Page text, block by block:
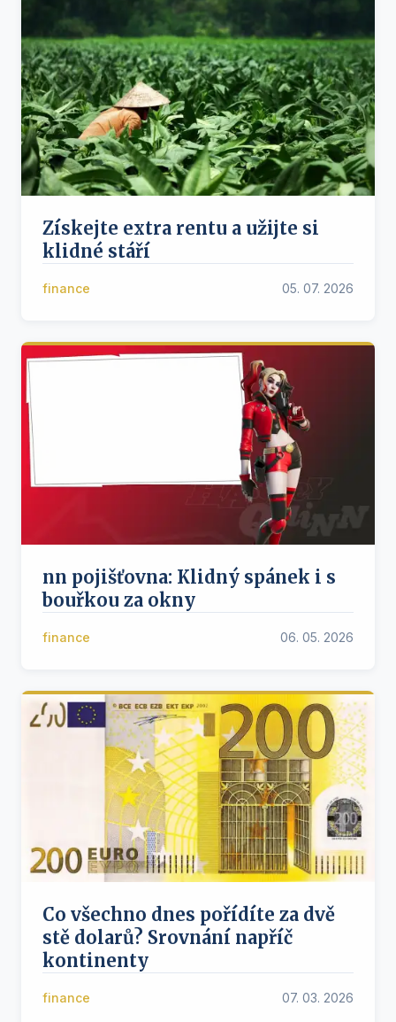
Získejte extra rentu a užijte si
klidné stáří
finance 05. 07. 2026
nn pojišťovna: Klidný spánek i s
bouřkou za okny
finance 06. 05. 2026
Co všechno dnes pořídíte za dvě
stě dolarů? Srovnání napříč
kontinenty
finance 07. 03. 2026